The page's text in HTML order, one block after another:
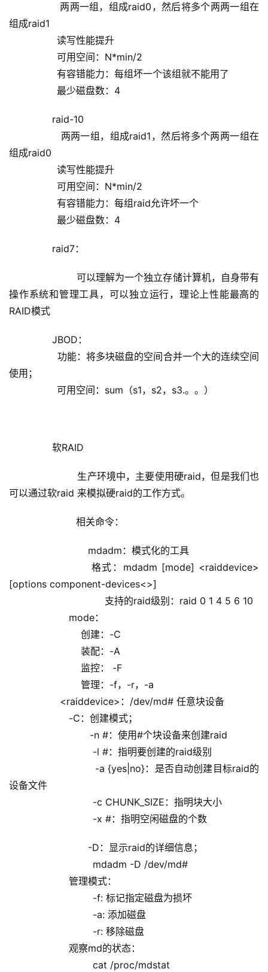
两两一组，组成raid0，然后将多个两两一组在
组成raid1
读写性能提升
可用空间：N*min/2
有容错能力：每组坏一个该组就不能用了
最少磁盘数：4
raid-10
两两一组，组成raid1，然后将多个两两一组在
组成raid0
读写性能提升
可用空间：N*min/2
有容错能力：每组raid允许坏一个
最少磁盘数：4
raid7：
可以理解为一个独立存储计算机，自身带有
操作系统和管理工具，可以独立运行，理论上性能最高的
RAID模式
JBOD：
功能：将多块磁盘的空间合并一个大的连续空间
使用；
可用空间：sum（s1，s2，s3.。。）
软RAID
生产环境中，主要使用硬raid，但是我们也
可以通过软raid 来模拟硬raid的工作方式。
相关命令：
mdadm：模式化的工具
格式：mdadm [mode] <raiddevice>
[options component-devices<>]
支持的raid级别：raid 0 1 4 5 6 10
mode：
创建：-C
装配：-A
监控： -F
管理：-f，-r，-a
<raiddevice>：/dev/md# 任意块设备
-C：创建模式；
-n #：使用#个块设备来创建raid
-l #：指明要创建的raid级别
-a {yes|no}：是否自动创建目标raid的
设备文件
-c CHUNK_SIZE：指明块大小
-x #：指明空闲磁盘的个数
-D：显示raid的详细信息；
mdadm -D /dev/md#
管理模式：
-f: 标记指定磁盘为损坏
-a: 添加磁盘
-r: 移除磁盘
观察md的状态：
cat /proc/mdstat